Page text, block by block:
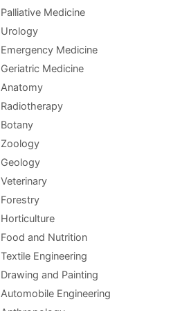
Palliative Medicine
Urology
Emergency Medicine
Geriatric Medicine
Anatomy
Radiotherapy
Botany
Zoology
Geology
Veterinary
Forestry
Horticulture
Food and Nutrition
Textile Engineering
Drawing and Painting
Automobile Engineering